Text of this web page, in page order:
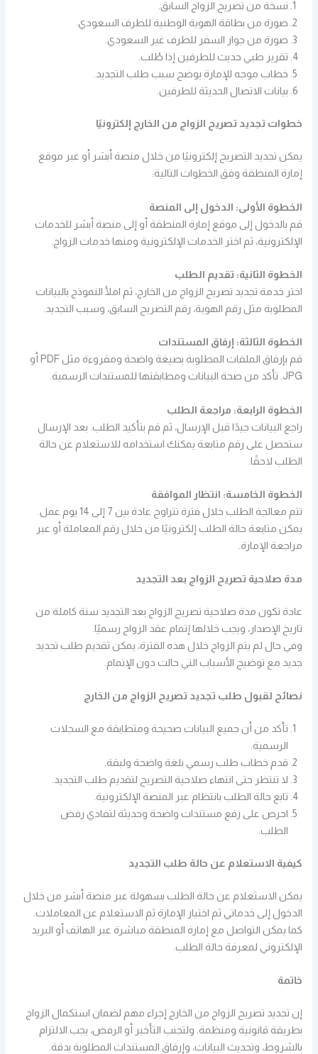
نسخة من تصريح الزواج السابق.
صورة من بطاقة الهوية الوطنية للطرف السعودي.
صورة من جواز السفر للطرف غير السعودي.
تقرير طبي حديث للطرفين إذا طُلب.
خطاب موجه للإمارة يوضح سبب طلب التجديد.
بيانات الاتصال الحديثة للطرفين.
خطوات تجديد تصريح الزواج من الخارج إلكترونيًا
يمكن تجديد التصريح إلكترونيًا من خلال منصة أبشر أو عبر موقع
إمارة المنطقة وفق الخطوات التالية:
الخطوة الأولى: الدخول إلى المنصة
قم بالدخول إلى موقع إمارة المنطقة أو إلى منصة أبشر للخدمات
الإلكترونية، ثم اختر الخدمات الإلكترونية ومنها خدمات الزواج.
الخطوة الثانية: تقديم الطلب
اختر خدمة تجديد تصريح الزواج من الخارج، ثم املأ النموذج بالبيانات
المطلوبة مثل رقم الهوية، رقم التصريح السابق، وسبب التجديد.
الخطوة الثالثة: إرفاق المستندات
قم بإرفاق الملفات المطلوبة بصيغة واضحة ومقروءة مثل PDF أو
JPG. تأكد من صحة البيانات ومطابقتها للمستندات الرسمية.
الخطوة الرابعة: مراجعة الطلب
راجع البيانات جيدًا قبل الإرسال، ثم قم بتأكيد الطلب. بعد الإرسال
ستحصل على رقم متابعة يمكنك استخدامه للاستعلام عن حالة
الطلب لاحقًا.
الخطوة الخامسة: انتظار الموافقة
تتم معالجة الطلب خلال فترة تتراوح عادة بين 7 إلى 14 يوم عمل.
يمكن متابعة حالة الطلب إلكترونيًا من خلال رقم المعاملة أو عبر
مراجعة الإمارة.
مدة صلاحية تصريح الزواج بعد التجديد
عادة تكون مدة صلاحية تصريح الزواج بعد التجديد سنة كاملة من
تاريخ الإصدار، ويجب خلالها إتمام عقد الزواج رسميًا.
وفي حال لم يتم الزواج خلال هذه الفترة، يمكن تقديم طلب تجديد
جديد مع توضيح الأسباب التي حالت دون الإتمام.
نصائح لقبول طلب تجديد تصريح الزواج من الخارج
تأكد من أن جميع البيانات صحيحة ومتطابقة مع السجلات
الرسمية.
قدم خطاب طلب رسمي بلغة واضحة ولبقة.
لا تنتظر حتى انتهاء صلاحية التصريح لتقديم طلب التجديد.
تابع حالة الطلب بانتظام عبر المنصة الإلكترونية.
احرص على رفع مستندات واضحة وحديثة لتفادي رفض
الطلب.
كيفية الاستعلام عن حالة طلب التجديد
يمكن الاستعلام عن حالة الطلب بسهولة عبر منصة أبشر من خلال
الدخول إلى خدماتي ثم اختيار الإمارة ثم الاستعلام عن المعاملات.
كما يمكن التواصل مع إمارة المنطقة مباشرة عبر الهاتف أو البريد
الإلكتروني لمعرفة حالة الطلب.
خاتمة
إن تجديد تصريح الزواج من الخارج إجراء مهم لضمان استكمال الزواج
بطريقة قانونية ومنظمة. ولتجنب التأخير أو الرفض، يجب الالتزام
بالشروط، وتحديث البيانات، وإرفاق المستندات المطلوبة بدقة.